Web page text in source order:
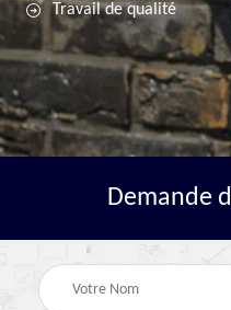
Travail de qualité
Demande